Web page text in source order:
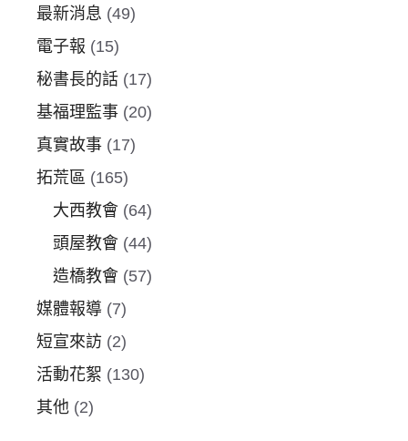
最新消息 (49)
電子報 (15)
秘書長的話 (17)
基福理監事 (20)
真實故事 (17)
拓荒區 (165)
大西教會 (64)
頭屋教會 (44)
造橋教會 (57)
媒體報導 (7)
短宣來訪 (2)
活動花絮 (130)
其他 (2)